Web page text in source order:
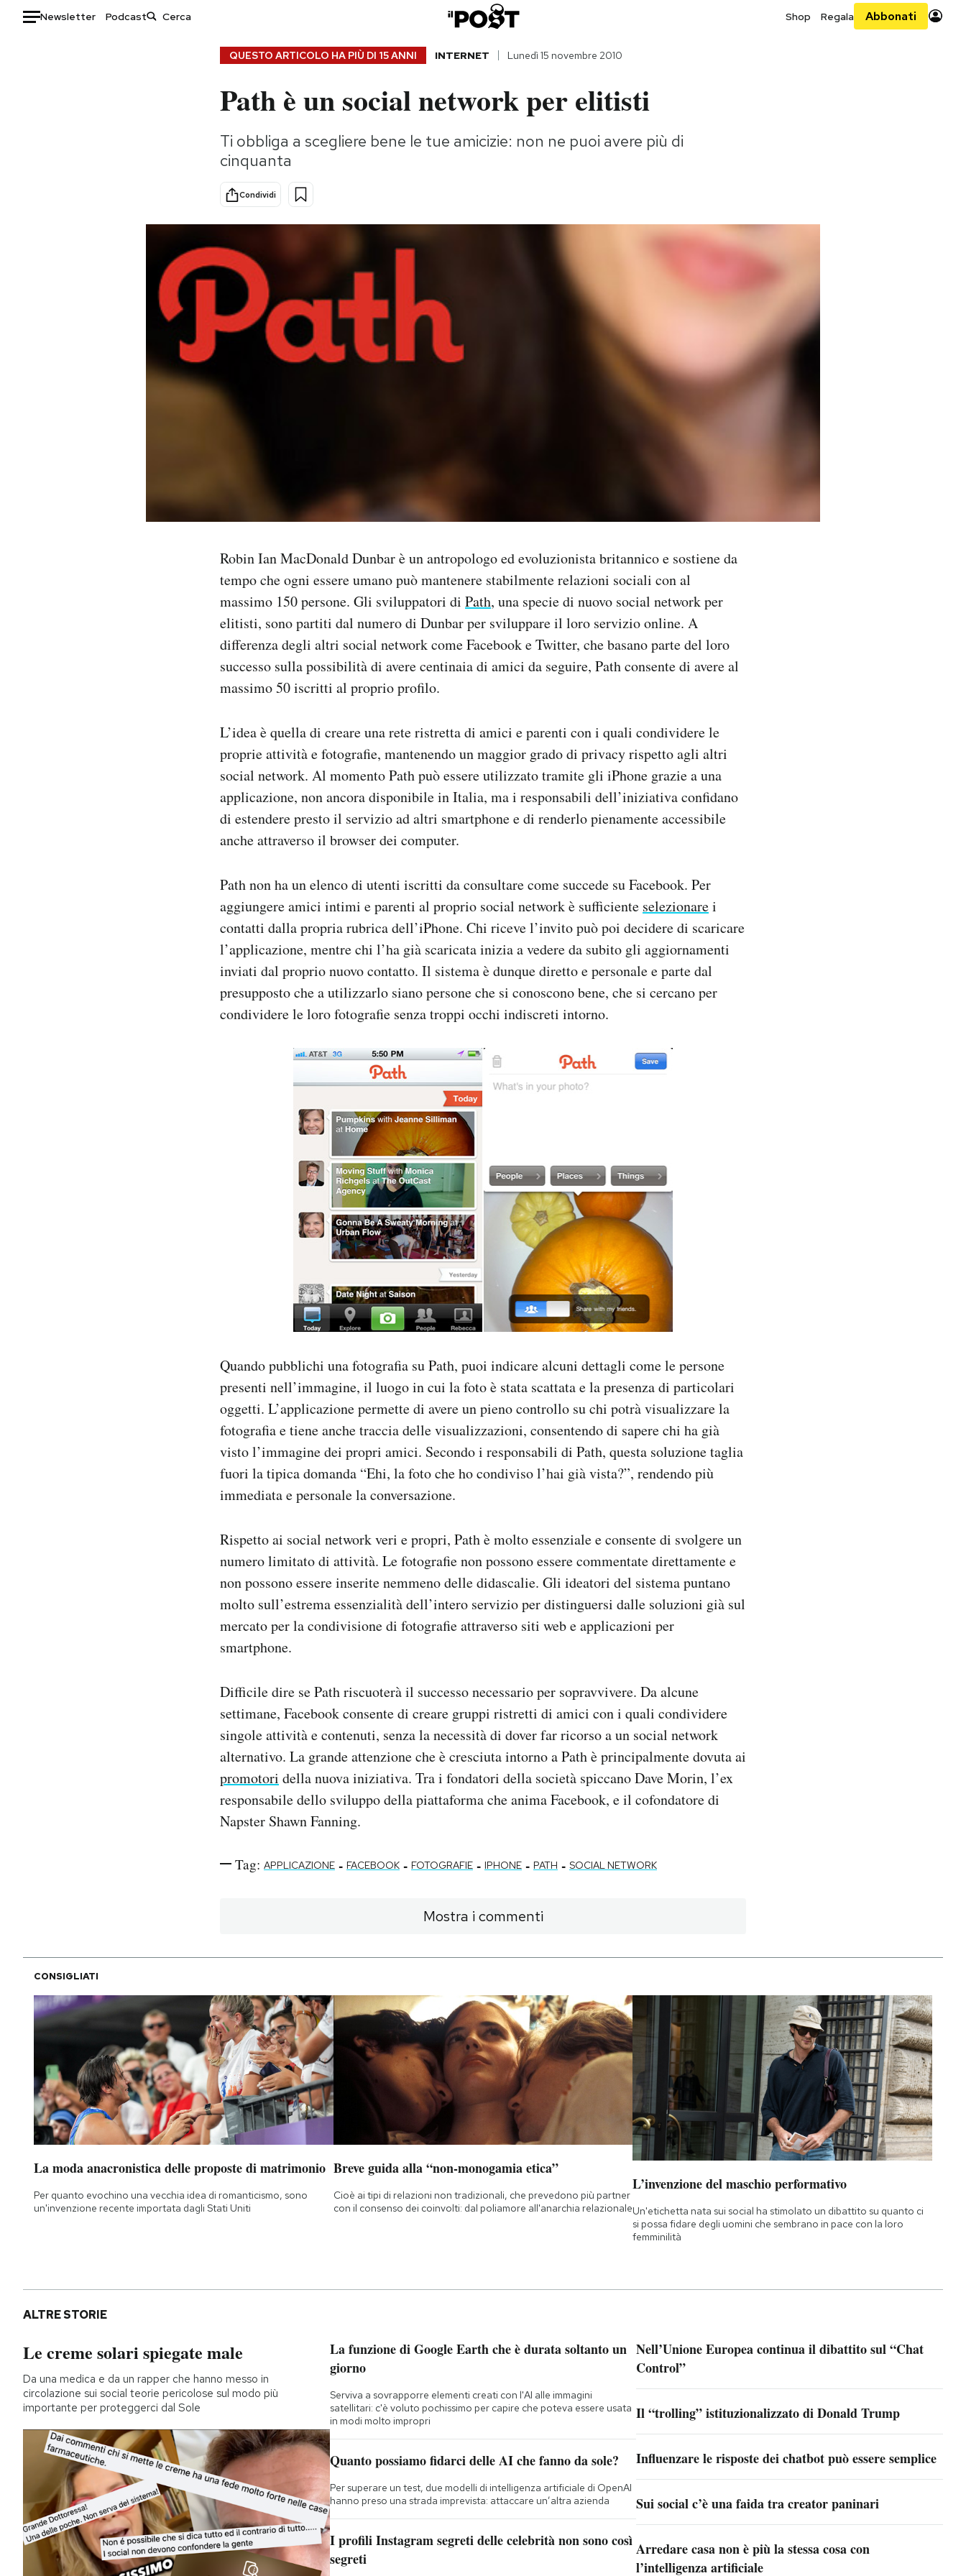
Newsletter Podcast Shop Regala Abbonati
Consumismi
Storie/Idee
Ok Boomer!
Media
Europa
Altrecose
Mondiali calcio 2026
QUESTO ARTICOLO HA PIÙ DI 15 ANNI INTERNET Lunedì 15 novembre 2010
Path è un social network per elitisti
Ti obbliga a scegliere bene le tue amicizie: non ne puoi avere più di
cinquanta
Condividi
Robin Ian MacDonald Dunbar è un antropologo ed evoluzionista britannico e sostiene da
tempo che ogni essere umano può mantenere stabilmente relazioni sociali con al
massimo 150 persone. Gli sviluppatori di Path, una specie di nuovo social network per
elitisti, sono partiti dal numero di Dunbar per sviluppare il loro servizio online. A
differenza degli altri social network come Facebook e Twitter, che basano parte del loro
successo sulla possibilità di avere centinaia di amici da seguire, Path consente di avere al
massimo 50 iscritti al proprio profilo.
L’idea è quella di creare una rete ristretta di amici e parenti con i quali condividere le
proprie attività e fotografie, mantenendo un maggior grado di privacy rispetto agli altri
social network. Al momento Path può essere utilizzato tramite gli iPhone grazie a una
applicazione, non ancora disponibile in Italia, ma i responsabili dell’iniziativa confidano
di estendere presto il servizio ad altri smartphone e di renderlo pienamente accessibile
anche attraverso il browser dei computer.
Path non ha un elenco di utenti iscritti da consultare come succede su Facebook. Per
aggiungere amici intimi e parenti al proprio social network è sufficiente selezionarei
contatti dalla propria rubrica dell’iPhone. Chi riceve l’invito può poi decidere di scaricare
l’applicazione, mentre chi l’ha già scaricata inizia a vedere da subito gli aggiornamenti
inviati dal proprio nuovo contatto. Il sistema è dunque diretto e personale e parte dal
presupposto che a utilizzarlo siano persone che si conoscono bene, che si cercano per
condividere le loro fotografie senza troppi occhi indiscreti intorno.
Quando pubblichi una fotografia su Path, puoi indicare alcuni dettagli come le persone
presenti nell’immagine, il luogo in cui la foto è stata scattata e la presenza di particolari
oggetti. L’applicazione permette di avere un pieno controllo su chi potrà visualizzare la
fotografia e tiene anche traccia delle visualizzazioni, consentendo di sapere chi ha già
visto l’immagine dei propri amici. Secondo i responsabili di Path, questa soluzione taglia
fuori la tipica domanda “Ehi, la foto che ho condiviso l’hai già vista?”, rendendo più
immediata e personale la conversazione.
Rispetto ai social network veri e propri, Path è molto essenziale e consente di svolgere un
numero limitato di attività. Le fotografie non possono essere commentate direttamente e
non possono essere inserite nemmeno delle didascalie. Gli ideatori del sistema puntano
molto sull’estrema essenzialità dell’intero servizio per distinguersi dalle soluzioni già sul
mercato per la condivisione di fotografie attraverso siti web e applicazioni per
smartphone.
Difficile dire se Path riscuoterà il successo necessario per sopravvivere. Da alcune
settimane, Facebook consente di creare gruppi ristretti di amici con i quali condividere
singole attività e contenuti, senza la necessità di dover far ricorso a un social network
alternativo. La grande attenzione che è cresciuta intorno a Path è principalmente dovuta ai
promotori della nuova iniziativa. Tra i fondatori della società spiccano Dave Morin, l’ex
responsabile dello sviluppo della piattaforma che anima Facebook, e il cofondatore di
Napster Shawn Fanning.
Tag: APPLICAZIONE - FACEBOOK - FOTOGRAFIE - IPHONE - PATH - SOCIAL NETWORK
Mostra i commenti
CONSIGLIATI
La moda anacronistica delle proposte di matrimonio
Per quanto evochino una vecchia idea di romanticismo, sono
un'invenzione recente importata dagli Stati Uniti
Breve guida alla “non-monogamia etica”
Cioè ai tipi di relazioni non tradizionali, che prevedono più partner
con il consenso dei coinvolti: dal poliamore all'anarchia relazionale
L’invenzione del maschio performativo
Un'etichetta nata sui social ha stimolato un dibattito su quanto ci
si possa fidare degli uomini che sembrano in pace con la loro
femminilità
ALTRE STORIE
Le creme solari spiegate male
Da una medica e da un rapper che hanno messo in
circolazione sui social teorie pericolose sul modo più
importante per proteggerci dal Sole
La funzione di Google Earth che è durata soltanto un
giorno
Serviva a sovrapporre elementi creati con l'AI alle immagini
satellitari: c'è voluto pochissimo per capire che poteva essere usata
in modi molto impropri
Quanto possiamo fidarci delle AI che fanno da sole?
Per superare un test, due modelli di intelligenza artificiale di OpenAI
hanno preso una strada imprevista: attaccare un’altra azienda
I profili Instagram segreti delle celebrità non sono così
segreti
Nell’Unione Europea continua il dibattito sul “Chat
Control”
Il “trolling” istituzionalizzato di Donald Trump
Influenzare le risposte dei chatbot può essere semplice
Sui social c’è una faida tra creator paninari
Arredare casa non è più la stessa cosa con
l’intelligenza artificiale